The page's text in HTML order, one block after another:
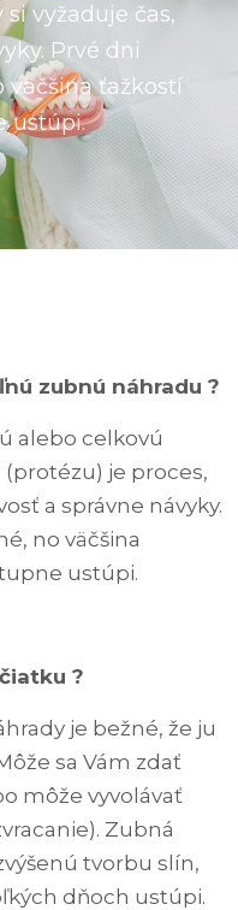
vyžaduje čas,
Prvé dni
väčšina ťažkostí
ustúpi.
zubnú náhradu ?
alebo celkovú
je proces,
a správne návyky.
no väčšina
ustúpi.
?
je bežné, že ju
sa Vám zdať
môže vyvolávať
Zubná
tvorbu slín,
dňoch ustúpi.